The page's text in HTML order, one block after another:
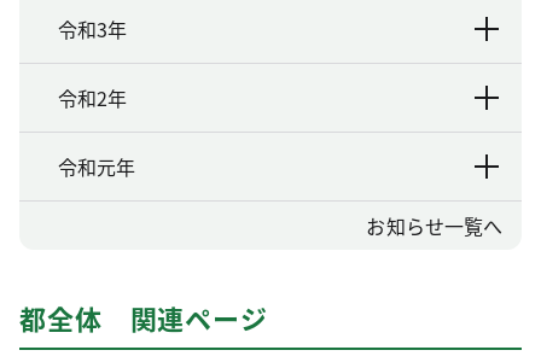
令和3年
令和2年
令和元年
お知らせ一覧へ
都全体 関連ページ